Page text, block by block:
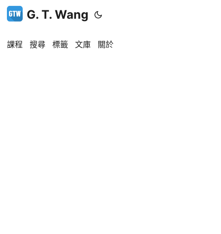
G. T. Wang
課程 搜尋 標籤 文庫 關於